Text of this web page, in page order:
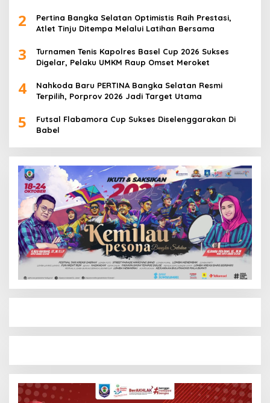
2
Pertina Bangka Selatan Optimistis Raih Prestasi,
Atlet Tinju Ditempa Melalui Latihan Bersama
3
Turnamen Tenis Kapolres Basel Cup 2026 Sukses
Digelar, Pelaku UMKM Raup Omset Meroket
4
Nahkoda Baru PERTINA Bangka Selatan Resmi
Terpilih, Porprov 2026 Jadi Target Utama
5
Futsal Flabamora Cup Sukses Diselenggarakan Di
Babel